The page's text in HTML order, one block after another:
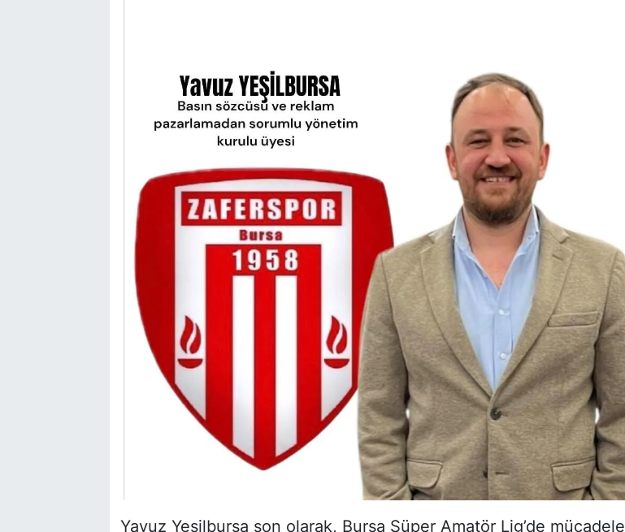
Yavuz Yeşilbursa son olarak, Bursa Süper Amatör Lig’de mücadele